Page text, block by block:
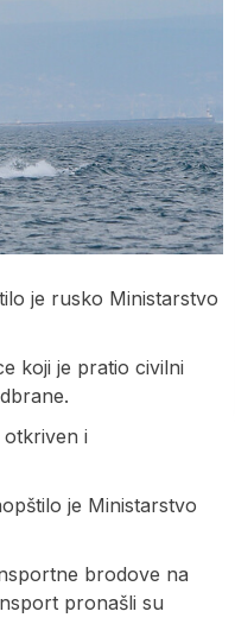
je rusko Ministarstvo
koji je pratio civilni
i
je Ministarstvo
brodove na
pronašli su